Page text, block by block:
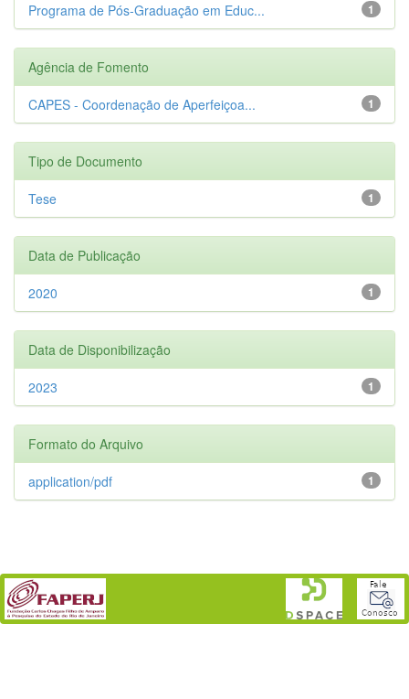
1
Programa de Pós-Graduação em Educ...
Agência de Fomento
1
CAPES - Coordenação de Aperfeiçoa...
Tipo de Documento
1
Tese
Data de Publicação
1
2020
Data de Disponibilização
1
2023
Formato do Arquivo
1
application/pdf